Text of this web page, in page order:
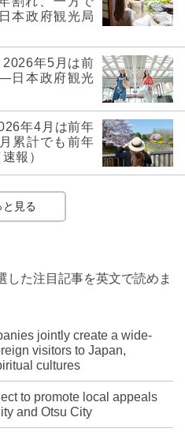
本政府観光局
2026年5月は前
日本政府観光
年4月は前年
累計でも前年
報）
と見る
した注目記事を英文で読めま
jointly create a wide-
visitors to Japan,
cultures
to promote local appeals
and Otsu City